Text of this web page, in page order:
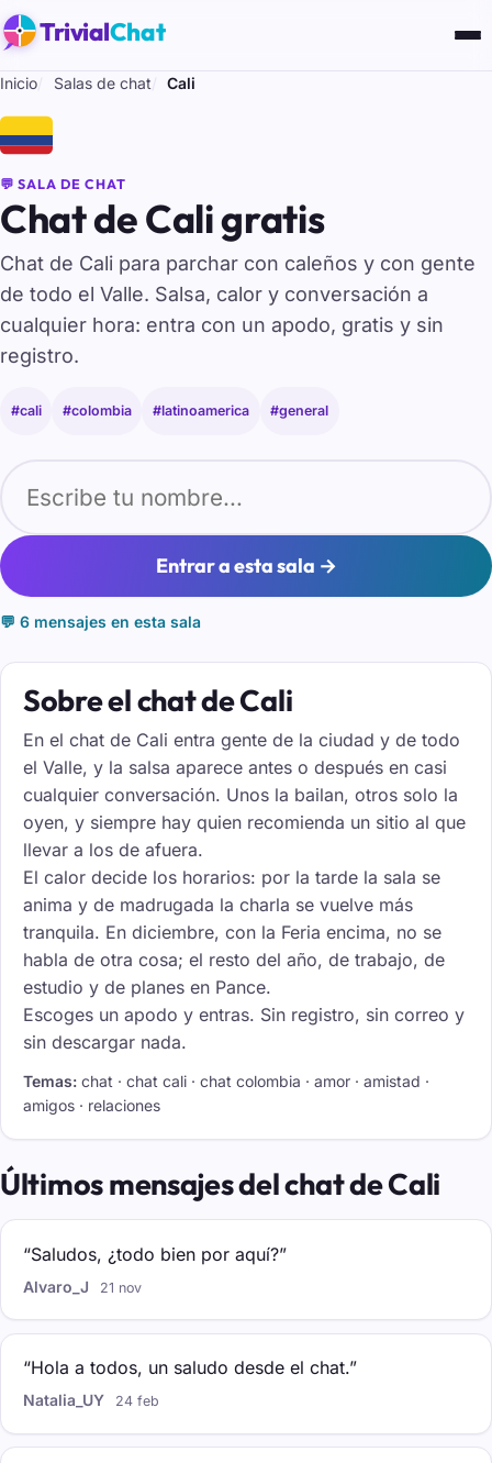
TrivialChat
Inicio Salas de chat Cali
🇨🇴
💬 SALA DE CHAT
Chat de Cali gratis
Chat de Cali para parchar con caleños y con gente
de todo el Valle. Salsa, calor y conversación a
cualquier hora: entra con un apodo, gratis y sin
registro.
#cali #colombia #latinoamerica #general
Entrar a esta sala →
💬 6 mensajes en esta sala
Sobre el chat de Cali
En el chat de Cali entra gente de la ciudad y de todo
el Valle, y la salsa aparece antes o después en casi
cualquier conversación. Unos la bailan, otros solo la
oyen, y siempre hay quien recomienda un sitio al que
llevar a los de afuera.
El calor decide los horarios: por la tarde la sala se
anima y de madrugada la charla se vuelve más
tranquila. En diciembre, con la Feria encima, no se
habla de otra cosa; el resto del año, de trabajo, de
estudio y de planes en Pance.
Escoges un apodo y entras. Sin registro, sin correo y
sin descargar nada.
Temas: chat · chat cali · chat colombia · amor · amistad ·
amigos · relaciones
Últimos mensajes del chat de Cali
“Saludos, ¿todo bien por aquí?”
Alvaro_J 21 nov
“Hola a todos, un saludo desde el chat.”
Natalia_UY 24 feb